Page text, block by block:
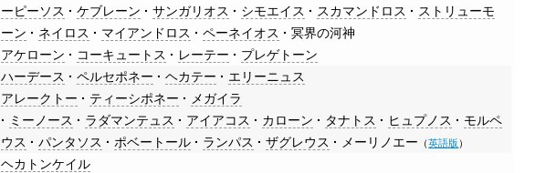
ーピーソス
ケブレーン サンガリオス シモエイス スカマンドロス
ストリューモ
ーン
ネイロス マイアンドロス ペーネイオス
冥界の河神
アケローン
コーキュートス レーテー プレゲトーン
ハーデース ペルセポネー ヘカテー
エリーニュス
アレークトー
ティーシポネー
メガイラ
ミーノース
ラダマンテュス アイアコス カローン タナトス ヒュプノス
モルペ
ウス
パンタソス ポベートール ランパス ザグレウス メーリノエー （英語版）
ヘカトンケイル